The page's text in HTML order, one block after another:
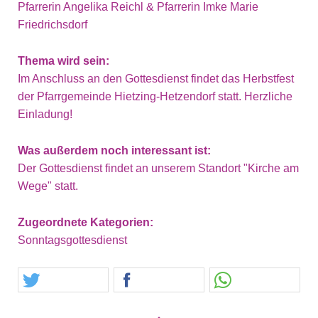
Pfarrerin Angelika Reichl & Pfarrerin Imke Marie
Friedrichsdorf
Thema wird sein:
Im Anschluss an den Gottesdienst findet das Herbstfest
der Pfarrgemeinde Hietzing-Hetzendorf statt. Herzliche
Einladung!
Was außerdem noch interessant ist:
Der Gottesdienst findet an unserem Standort "Kirche am
Wege" statt.
Zugeordnete Kategorien:
Sonntagsgottesdienst